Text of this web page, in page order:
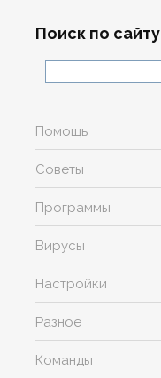
Поиск по сайту
Помощь
Советы
Программы
Вирусы
Настройки
Разное
Команды